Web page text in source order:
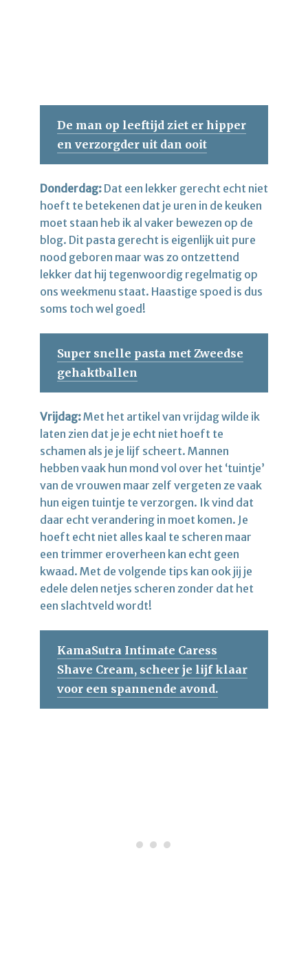
De man op leeftijd ziet er hipper
en verzorgder uit dan ooit
Donderdag: Dat een lekker gerecht echt niet
hoeft te betekenen dat je uren in de keuken
moet staan heb ik al vaker bewezen op de
blog. Dit pasta gerecht is eigenlijk uit pure
nood geboren maar was zo ontzettend
lekker dat hij tegenwoordig regelmatig op
ons weekmenu staat. Haastige spoed is dus
soms toch wel goed!
Super snelle pasta met Zweedse
gehaktballen
Vrijdag:Met het artikel van vrijdag wilde ik
laten zien dat je je echt niet hoeft te
schamen als je je lijf scheert. Mannen
hebben vaak hun mond vol over het ‘tuintje’
van de vrouwen maar zelf vergeten ze vaak
hun eigen tuintje te verzorgen. Ik vind dat
daar echt verandering in moet komen. Je
hoeft echt niet alles kaal te scheren maar
een trimmer eroverheen kan echt geen
kwaad. Met de volgende tips kan ook jij je
edele delen netjes scheren zonder dat het
een slachtveld wordt!
KamaSutra Intimate Caress
Shave Cream, scheer je lijf klaar
voor een spannende avond.